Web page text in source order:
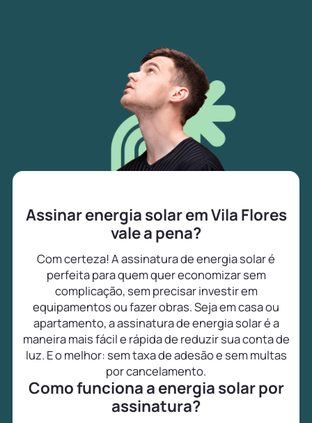
Assinar energia solar em Vila Flores
vale a pena?
Com certeza! A assinatura de energia solar é
perfeita para quem quer economizar sem
complicação, sem precisar investir em
equipamentos ou fazer obras. Seja em casa ou
apartamento, a assinatura de energia solar é a
maneira mais fácil e rápida de reduzir sua conta de
luz. E o melhor: sem taxa de adesão e sem multas
por cancelamento.
Como funciona a energia solar por
assinatura?